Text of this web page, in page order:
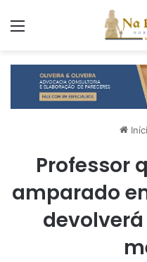
Professor
amparado
devolverá